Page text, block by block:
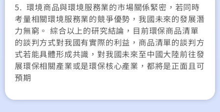
5. 環境商品與環境服務業的市場關係緊密，若同時
考量相關環境服務業的競爭優勢，我國未來的發展潛
力無窮。 綜合以上的研究結論，目前環保商品清單
的談判方式對我國有實際的利益，商品清單的談判方
式若能具體形成共識，對我國未來至中國大陸前往發
展環保相關產業或是環保核心產業，都將是正面且可
預期